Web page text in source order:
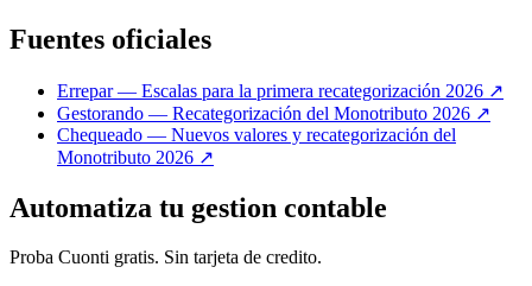
Fuentes oficiales
Errepar — Escalas para la primera recategorización 2026 ↗
Gestorando — Recategorización del Monotributo 2026 ↗
Chequeado — Nuevos valores y recategorización del
Monotributo 2026 ↗
Automatiza tu gestion contable
Proba Cuonti gratis. Sin tarjeta de credito.